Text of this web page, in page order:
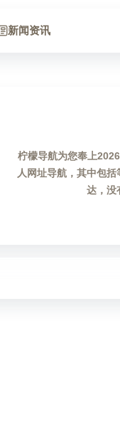
新闻资讯
柠檬导航为您奉上
人网址导航，其中包
达，没